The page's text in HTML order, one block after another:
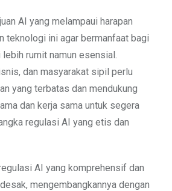
AI yang melampaui harapan
teknologi ini agar bermanfaat bagi
rumit namun esensial.
dan masyarakat sipil perlu
yang terbatas dan mendukung
dan kerja sama untuk segera
regulasi AI yang etis dan
AI yang komprehensif dan
mengembangkannya dengan